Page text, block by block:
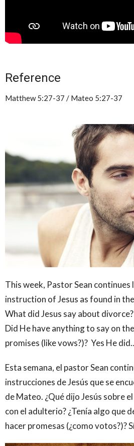
Reference
Matthew 5:27-37 / Mateo 5:27-37
This week, Pastor Sean
instruction of Jesus as found in
What did Jesus say about
Did He have anything to say on
promises (like vows?)? Yes He
Esta semana, el pastor Sean
instrucciones de Jesús que se
de Mateo. ¿Qué dijo Jesús sobre
con el adulterio? ¿Tenía algo que
hacer promesas (¿como votos?)?